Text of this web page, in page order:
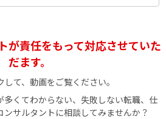
が責任をもって対応させていた
だます。
て、動画をご覧ください。
くてわからない、失敗しない転職、仕
サルタントに相談してみませんか？